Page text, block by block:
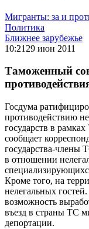
Мигранты: за и
Политика
Ближнее зарубежье
10:21 29 июн 2011
Таможенный
Госдума
противодействию
государств в
сообщает
государства-члены
в отношении
Кроме того, на
нелегальных
возможность
въезд в страны ТС
депортации.